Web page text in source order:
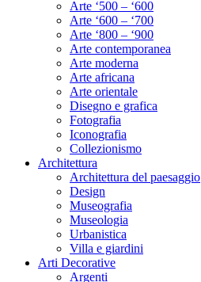
Arte ‘500 – ‘600
Arte ‘600 – ‘700
Arte ‘800 – ‘900
Arte contemporanea
Arte moderna
Arte africana
Arte orientale
Disegno e grafica
Fotografia
Iconografia
Collezionismo
Architettura
Architettura del paesaggio
Design
Museografia
Museologia
Urbanistica
Villa e giardini
Arti Decorative
Argenti